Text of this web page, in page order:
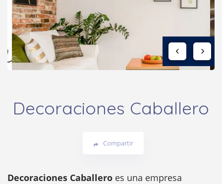
Decoraciones Caballero
Compartir
Decoraciones Caballero es una empresa